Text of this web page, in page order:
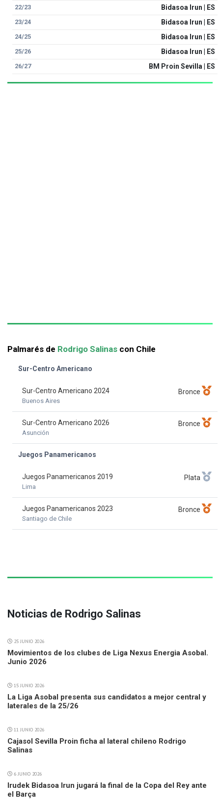
22/23 Bidasoa Irun | ES
23/24 Bidasoa Irun | ES
24/25 Bidasoa Irun | ES
25/26 Bidasoa Irun | ES
26/27 BM Proin Sevilla | ES
Palmarés de Rodrigo Salinas con Chile
Sur-Centro Americano
Sur-Centro Americano 2024
Buenos Aires
Bronce
Sur-Centro Americano 2026
Asunción
Bronce
Juegos Panamericanos
Juegos Panamericanos 2019
Lima
Plata
Juegos Panamericanos 2023
Santiago de Chile
Bronce
Noticias de Rodrigo Salinas
25 JUNIO 2026
Movimientos de los clubes de Liga Nexus Energia Asobal.
Junio 2026
15 JUNIO 2026
La Liga Asobal presenta sus candidatos a mejor central y
laterales de la 25/26
11 JUNIO 2026
Cajasol Sevilla Proin ficha al lateral chileno Rodrigo
Salinas
6 JUNIO 2026
Irudek Bidasoa Irun jugará la final de la Copa del Rey ante
el Barça